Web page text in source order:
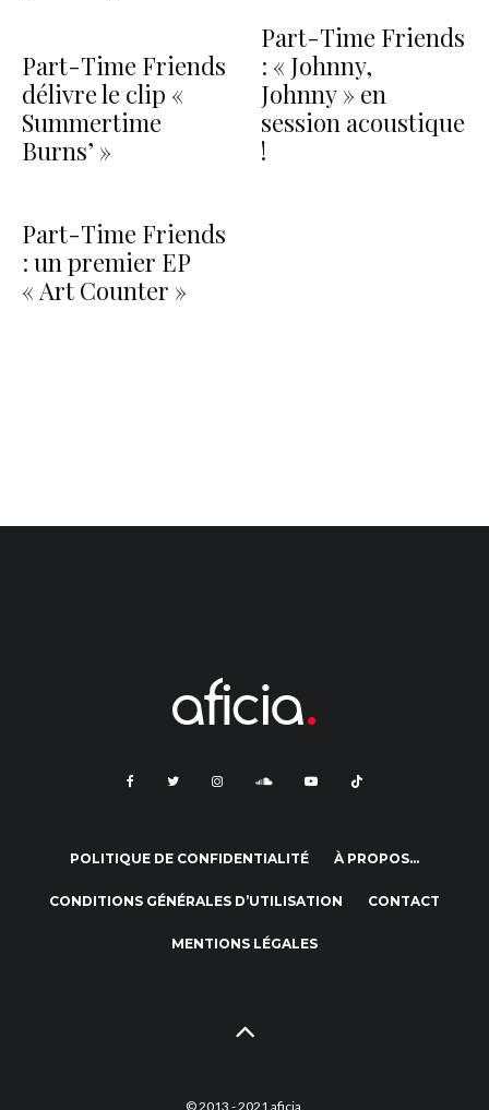
Part-Time Friends
délivre le clip «
Summertime
Burns’ »
Part-Time Friends
: un premier EP
« Art Counter »
Part-Time Friends
: « Johnny,
Johnny » en
session acoustique
!
POLITIQUE DE CONFIDENTIALITÉ À PROPOS…
CONDITIONS GÉNÉRALES D’UTILISATION CONTACT
MENTIONS LÉGALES
© 2013 - 2021 aficia.